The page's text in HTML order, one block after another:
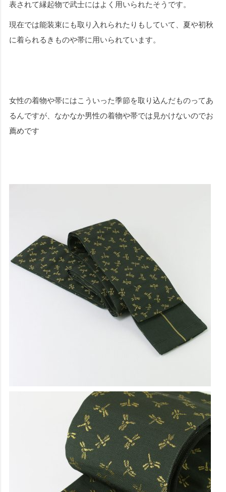
表されて縁起物で武士にはよく用いられたそうです。
現在では能装束にも取り入れられたりもしていて、夏や初秋
に着られるきものや帯に用いられています。
女性の着物や帯にはこういった季節を取り込んだものってあ
るんですが、なかなか男性の着物や帯では見かけないのでお
薦めです